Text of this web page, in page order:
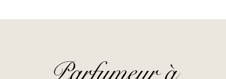
Parfumeur à